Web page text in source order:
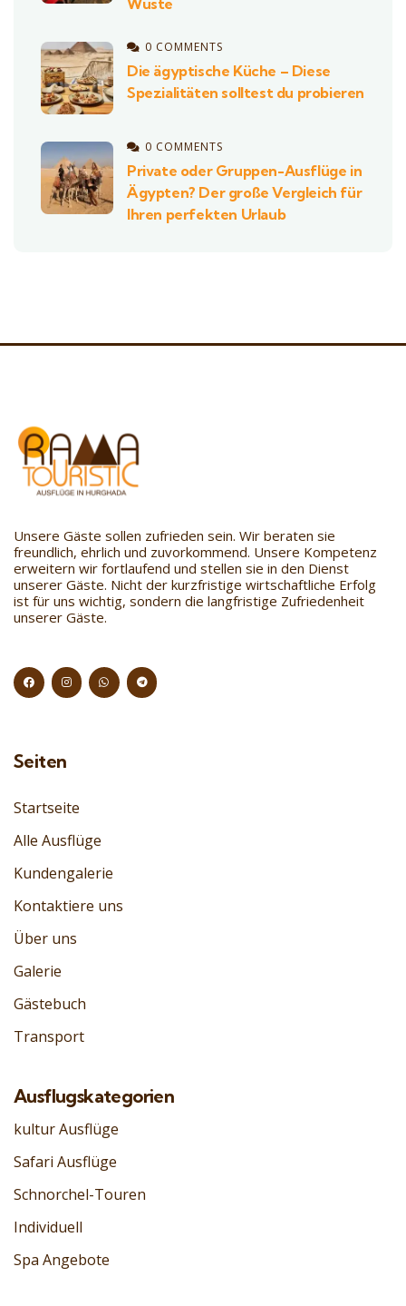
0 COMMENTS
Die ägyptische Küche – Diese
Spezialitäten solltest du probieren
0 COMMENTS
Private oder Gruppen-Ausflüge in
Ägypten? Der große Vergleich für
Ihren perfekten Urlaub
Unsere Gäste sollen zufrieden sein. Wir beraten sie
freundlich, ehrlich und zuvorkommend. Unsere Kompetenz
erweitern wir fortlaufend und stellen sie in den Dienst
unserer Gäste. Nicht der kurzfristige wirtschaftliche Erfolg
ist für uns wichtig, sondern die langfristige Zufriedenheit
unserer Gäste.
Seiten
Startseite
Alle Ausflüge
Kundengalerie
Kontaktiere uns
Über uns
Galerie
Gästebuch
Transport
Ausflugskategorien
kultur Ausflüge
Safari Ausflüge
Schnorchel-Touren
Individuell
Spa Angebote